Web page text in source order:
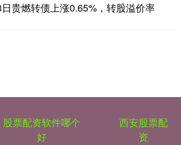
贵燃转债上涨0.65%，转股溢价率
股票配资软件哪个
好
西安股票配
资